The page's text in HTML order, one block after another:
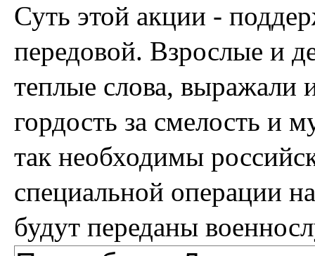
Суть этой акции -
передовой. Взрослые и
теплые слова, выражали
гордость за смелость и
так необходимы
специальной операции
будут переданы